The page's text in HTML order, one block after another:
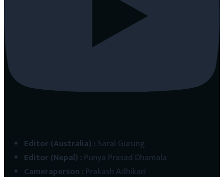
Editor (Australia) : Saral Gurung
Editor (Nepal) : Punya Prasad Dhamala
Cameraperson : Prakash Adhikari